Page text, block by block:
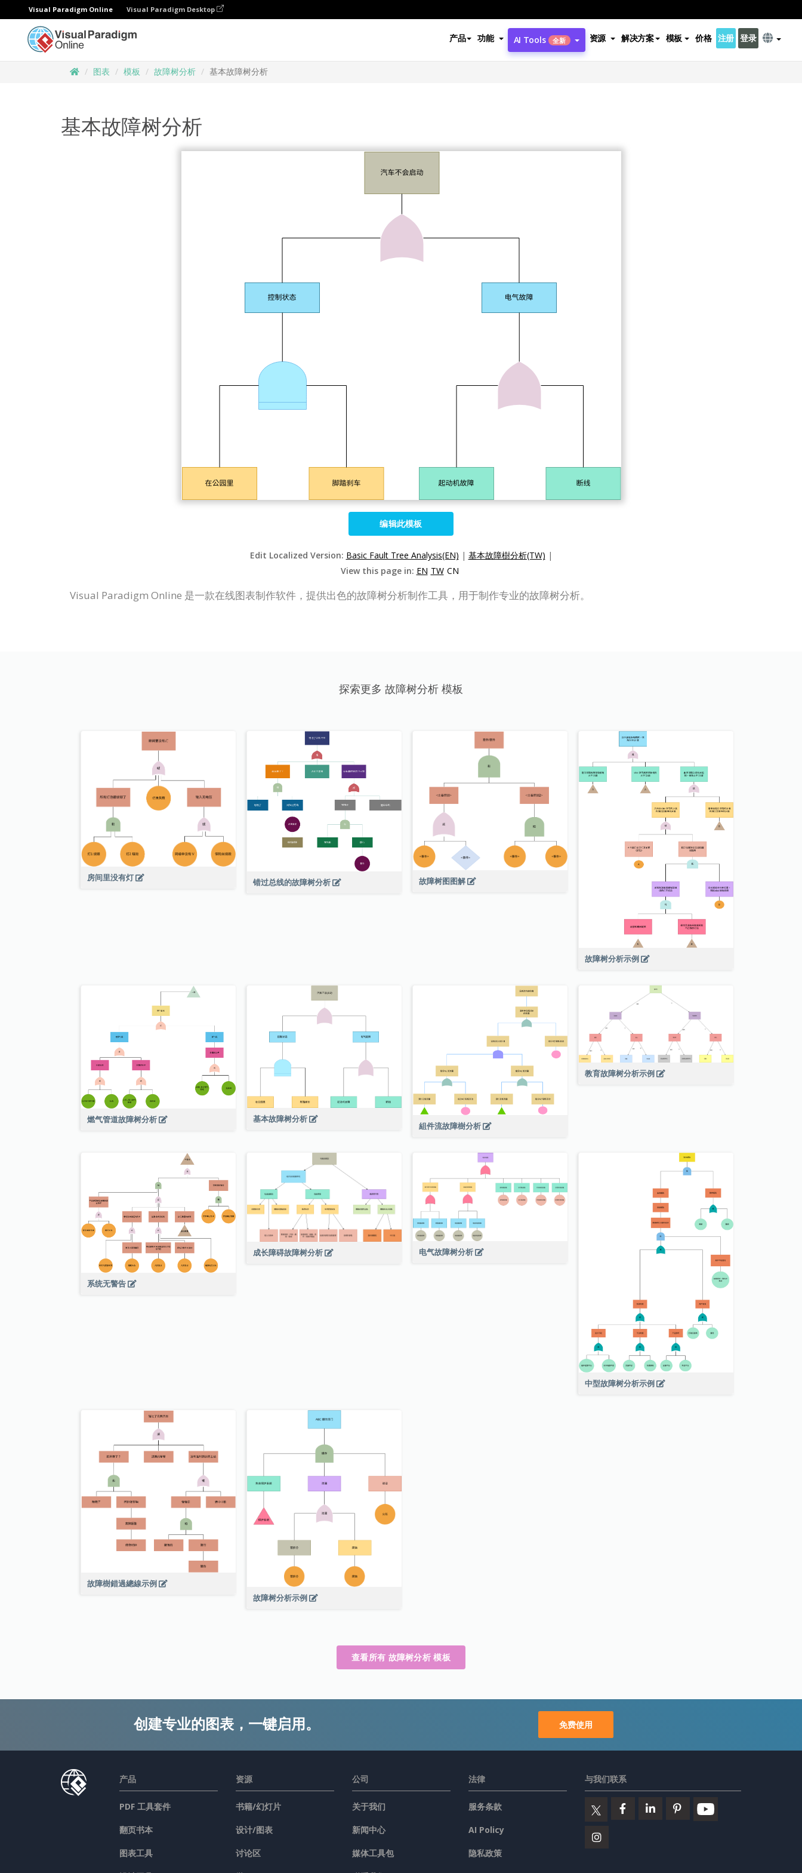
Visual Paradigm Online Visual Paradigm Desktop
产品 功能 AI Tools 全新 资源 解决方案 模板 价格 注册 登录
图表 模板 故障树分析 基本故障树分析
基本故障树分析
编辑此模板
Edit Localized Version: Basic Fault Tree Analysis(EN) | 基本故障樹分析(TW) |
View this page in: EN TW CN
Visual Paradigm Online 是一款在线图表制作软件，提供出色的故障树分析制作工具，用于制作专业的故障树分析。
探索更多 故障树分析 模板
房间里没有灯 错过总线的故障树分析 故障树图图解
故障树分析示例
燃气管道故障树分析 基本故障树分析
組件流故障樹分析
教育故障树分析示例
系统无警告
成长障碍故障树分析 电气故障树分析
中型故障树分析示例
故障樹錯過總線示例
故障树分析示例
查看所有 故障树分析 模板
创建专业的图表，一键启用。 免费使用
产品
PDF 工具套件
翻页书本
图表工具
资源
书籍/幻灯片
设计/图表
讨论区
公司
关于我们
新闻中心
媒体工具包
法律
服务条款
AI Policy
隐私政策
与我们联系